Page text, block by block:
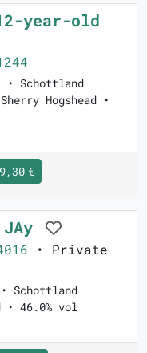
year-old
• Schottland
Hogshead •
€
• Private
Schottland
• 46.0% vol